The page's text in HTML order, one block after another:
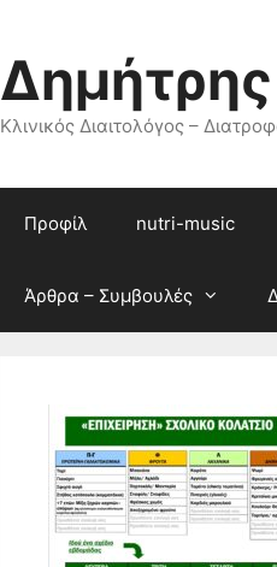
Κλινικός Διαιτολόγος –
Προφίλ nutri-music
Άρθρα – Συμβουλές